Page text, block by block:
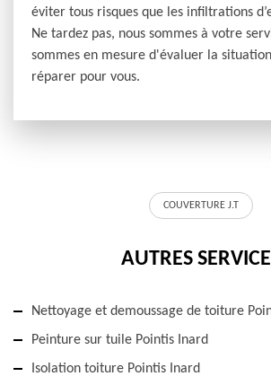
éviter tous risques que les infiltrations
Ne tardez pas, nous sommes à votre
sommes en mesure d'évaluer la
réparer pour vous.
COUVERTURE J.T
AUTRES
Nettoyage et demoussage de toiture
Peinture sur tuile Pointis Inard
Isolation toiture Pointis Inard